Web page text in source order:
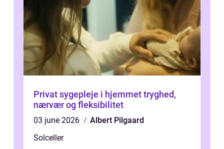
Privat sygepleje i hjemmet tryghed,
nærvær og fleksibilitet
03 june 2026
Albert Pilgaard
Solceller